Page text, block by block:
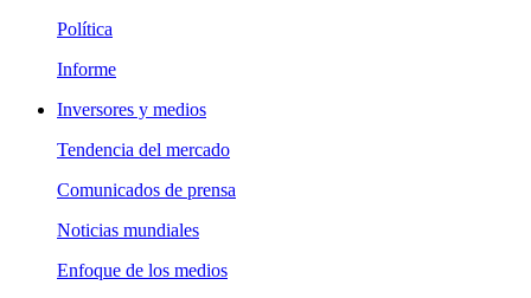
Política
Informe
Inversores y medios
Tendencia del mercado
Comunicados de prensa
Noticias mundiales
Enfoque de los medios